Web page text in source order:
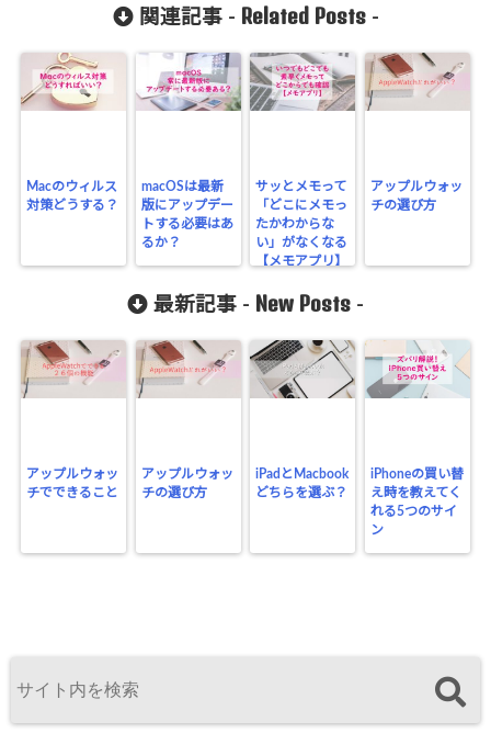
関連記事 - Related Posts-
Macのウィルス
対策どうする？
macOSは最新
版にアップデー
トする必要はあ
るか？
サッとメモって
「どこにメモっ
たかわからな
い」がなくなる
【メモアプリ】
アップルウォッ
チの選び方
最新記事 - New Posts -
アップルウォッ
チでできること
アップルウォッ
チの選び方
iPadとMacbook
どちらを選ぶ？
iPhoneの買い替
え時を教えてく
れる5つのサイ
ン